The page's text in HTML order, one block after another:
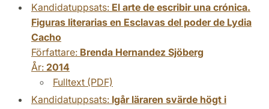
Kandidatuppsats: El arte de escribir una crónica.
Figuras literarias en Esclavas del poder de Lydia
Cacho
Författare: Brenda Hernandez Sjöberg
År: 2014
Fulltext (PDF)
Kandidatuppsats: Igår läraren svärde högt i